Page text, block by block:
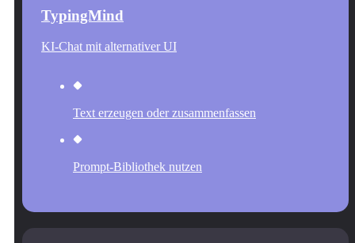
TypingMind
KI-Chat mit alternativer UI
Text erzeugen oder zusammenfassen
Prompt-Bibliothek nutzen